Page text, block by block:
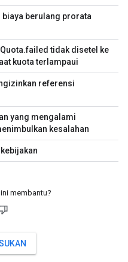
biaya berulang prorata
tidak disetel ke
kuota terlampaui
referensi
yang mengalami
kesalahan
membantu?